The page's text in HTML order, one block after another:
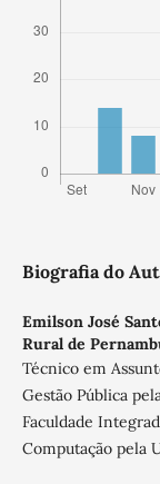
Biografia do
Emilson José
Rural de
Técnico em
Gestão Pública
Faculdade
Computação pela